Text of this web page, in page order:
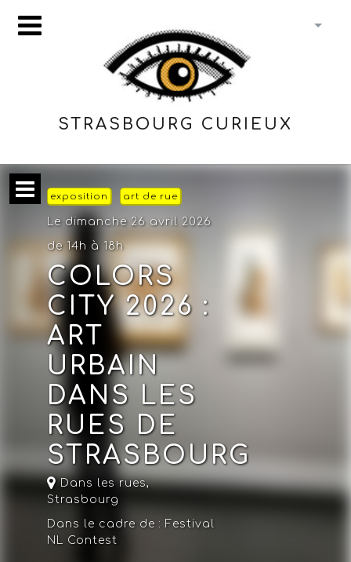
STRASBOURG CURIEUX
exposition art de rue
Le dimanche 26 avril 2026
de 14h à 18h
COLORS
CITY 2026 :
ART
URBAIN
DANS LES
RUES DE
STRASBOURG
Dans les rues,
Strasbourg
Dans le cadre de : Festival
NL Contest